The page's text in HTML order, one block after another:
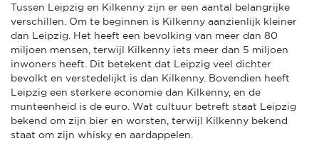
Tussen Leipzig en Kilkenny zijn er een aantal belangrijke
verschillen. Om te beginnen is Kilkenny aanzienlijk kleiner
dan Leipzig. Het heeft een bevolking van meer dan 80
miljoen mensen, terwijl Kilkenny iets meer dan 5 miljoen
inwoners heeft. Dit betekent dat Leipzig veel dichter
bevolkt en verstedelijkt is dan Kilkenny. Bovendien heeft
Leipzig een sterkere economie dan Kilkenny, en de
munteenheid is de euro. Wat cultuur betreft staat Leipzig
bekend om zijn bier en worsten, terwijl Kilkenny bekend
staat om zijn whisky en aardappelen.